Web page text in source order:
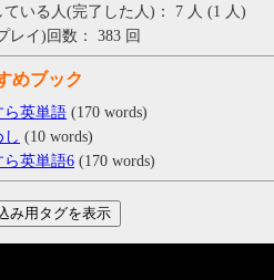
ている人(完了した人)： 7 人 (1 人)
レイ)回数： 383 回
めブック
ら英単語 (170 words)
し (10 words)
ら英単語6 (170 words)